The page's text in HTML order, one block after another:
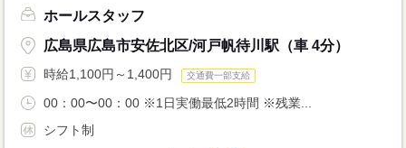
ホールスタッフ
広島県広島市安佐北区/河戸帆待川駅（車 4分）
時給1,100円～1,400円 交通費一部支給
00：00〜00：00 ※1日実働最低2時間 ※残業...
シフト制